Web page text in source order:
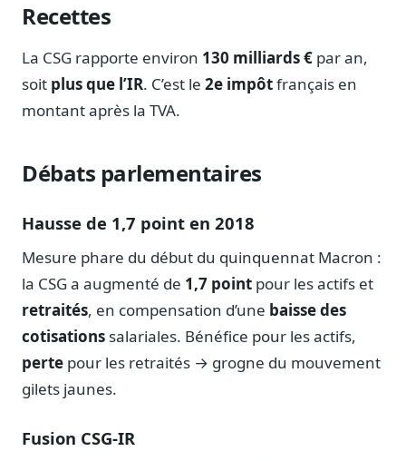
Recettes
La CSG rapporte environ 130 milliards € par an,
soit plus que l’IR. C’est le 2e impôtfrançais en
montant après la TVA.
Débats parlementaires
Hausse de 1,7 point en 2018
Mesure phare du début du quinquennat Macron :
la CSG a augmenté de 1,7 point pour les actifs et
retraités, en compensation d’une baisse des
cotisations salariales. Bénéfice pour les actifs,
perte pour les retraités → grogne du mouvement
gilets jaunes.
Fusion CSG-IR